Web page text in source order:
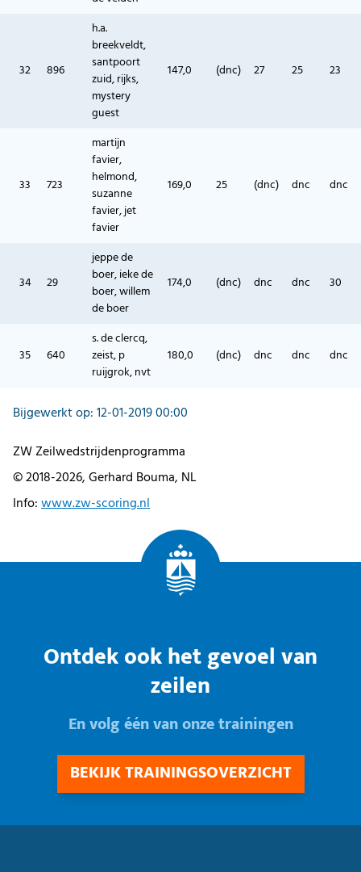
32 896
h.a.
breekveldt,
santpoort
zuid, rijks,
mystery
guest
147,0 (dnc) 27 25 23
33 723
martijn
favier,
helmond,
suzanne
favier, jet
favier
169,0 25 (dnc) dnc dnc
34 29
jeppe de
boer, ieke de
boer, willem
de boer
174,0 (dnc) dnc dnc 30
35 640
s. de clercq,
zeist, p
ruijgrok, nvt
180,0 (dnc) dnc dnc dnc
Bijgewerkt op: 12-01-2019 00:00
ZW Zeilwedstrijdenprogramma
© 2018-2026, Gerhard Bouma, NL
Info:www.zw-scoring.nl
Ontdek ook het gevoel van
zeilen
En volg één van onze trainingen
BEKIJK TRAININGSOVERZICHT